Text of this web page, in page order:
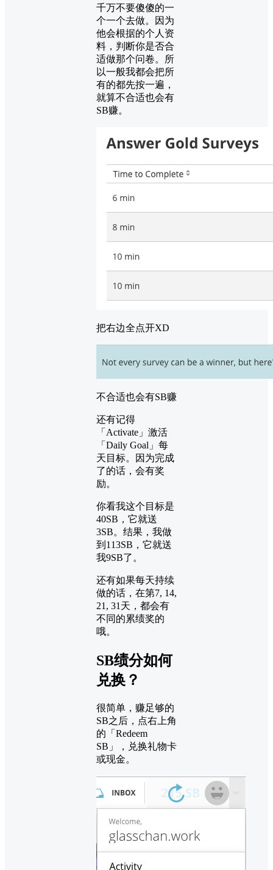
千万不要傻傻的一
个一个去做。因为
他会根据的个人资
料，判断你是否合
适做那个问卷。所
以一般我都会把所
有的都先按一遍，
就算不合适也会有
SB赚。
把右边全点开XD
不合适也会有SB赚
还有记得
「Activate」激活
「Daily Goal」每
天目标。因为完成
了的话，会有奖
励。
你看我这个目标是
40SB，它就送
3SB。结果，我做
到113SB，它就送
我9SB了。
还有如果每天持续
做的话，在第7, 14,
21, 31天，都会有
不同的累绩奖的
哦。
SB绩分如何
兑换？
很简单，赚足够的
SB之后，点右上角
的「Redeem
SB」，兑换礼物卡
或现金。